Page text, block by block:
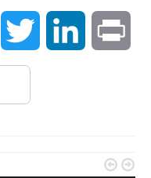
MessengerTwitter LinkedIn
 